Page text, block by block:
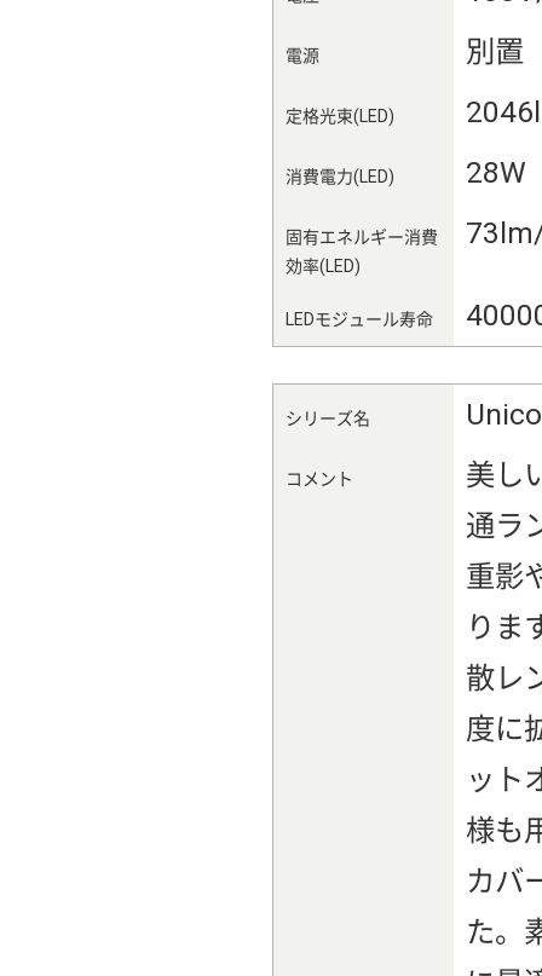
電源 別置
定格光束(LED)
消費電力(LED) 28W
固有エネルギー消費
効率(LED)
LEDモジュール寿命
シリーズ名
コメント
美し
通ラ
重影
りま
散レ
度に
ット
様も
カバ
た。